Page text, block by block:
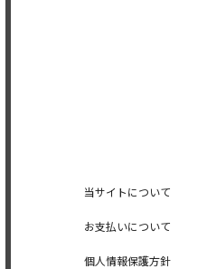
当サイトについて
お支払いについて
個人情報保護方針